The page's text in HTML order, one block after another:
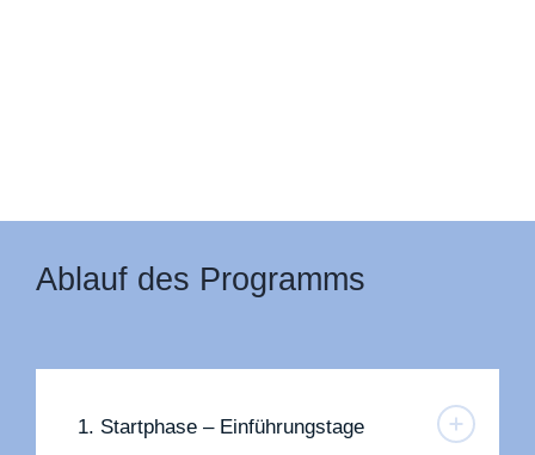
Ablauf des Programms
1. Startphase – Einführungstage